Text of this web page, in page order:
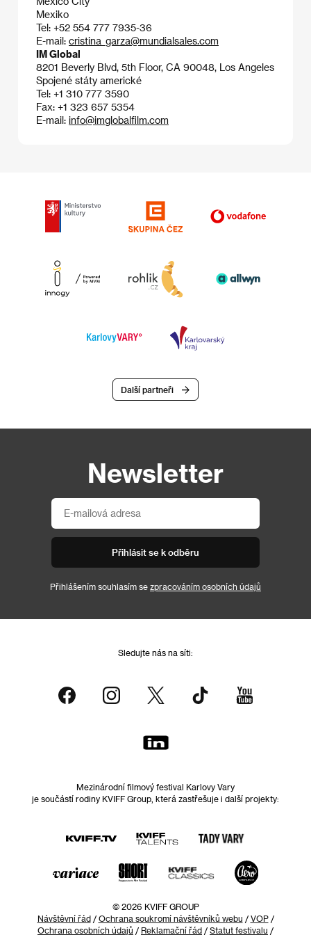
Mexiko
Tel: +52 554 777 7935-36
E-mail: cristina_garza@mundialsales.com
IM Global
8201 Beverly Blvd, 5th Floor, CA 90048, Los Angeles
Spojené státy americké
Tel: +1 310 777 3590
Fax: +1 323 657 5354
E-mail: info@imglobalfilm.com
Další partneři
Newsletter
Přihlásit se k odběru
Přihlášením souhlasím se zpracováním osobních údajů
Sledujte nás na síti:
Mezinárodní filmový festival Karlovy Vary
je součástí rodiny KVIFF Group, která zastřešuje i další projekty:
© 2026 KVIFF GROUP
Návštěvní řád/ Ochrana soukromí návštěvníků webu / VOP/
Ochrana osobních údajů / Reklamační řád / Statut festivalu /